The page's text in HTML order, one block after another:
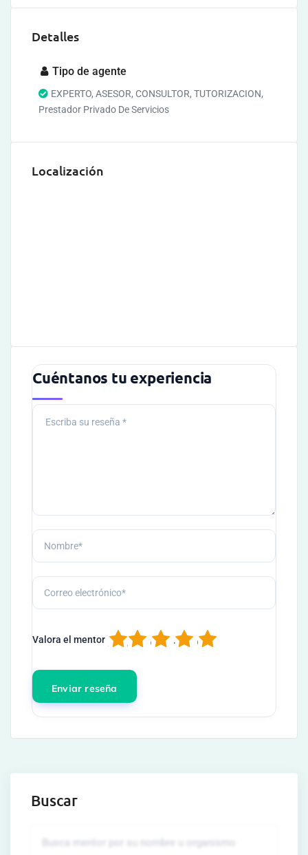
Detalles
Tipo de agente
EXPERTO, ASESOR, CONSULTOR, TUTORIZACION,
Prestador Privado De Servicios
Localización
Cuéntanos tu experiencia
Valora el mentor 5
4
3
2
1
Buscar